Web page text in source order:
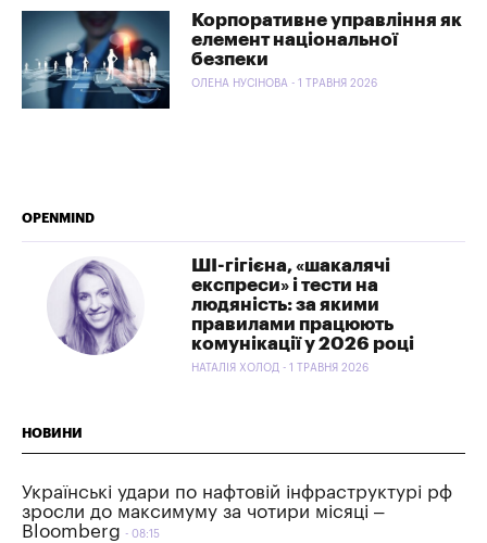
Корпоративне управління як
елемент національної
безпеки
ОЛЕНА НУСІНОВА - 1 ТРАВНЯ 2026
OPENMIND
ШІ-гігієна, «шакалячі
експреси» і тести на
людяність: за якими
правилами працюють
комунікації у 2026 році
НАТАЛІЯ ХОЛОД - 1 ТРАВНЯ 2026
НОВИНИ
Українські удари по нафтовій інфраструктурі рф
зросли до максимуму за чотири місяці –
Bloomberg
08:15